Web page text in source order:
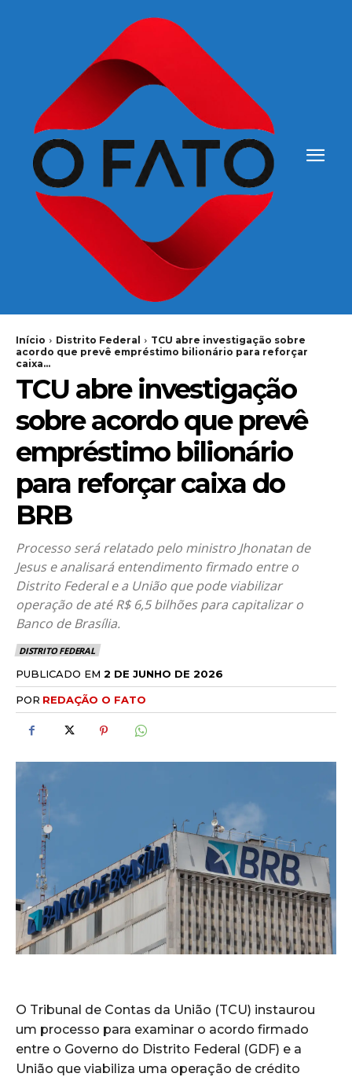
Início Distrito Federal
TCU abre investigação sobre
acordo que prevê empréstimo bilionário para reforçar
caixa...
TCU abre investigação
sobre acordo que prevê
empréstimo bilionário
para reforçar caixa do
BRB
Processo será relatado pelo ministro Jhonatan de
Jesus e analisará entendimento firmado entre o
Distrito Federal e a União que pode viabilizar
operação de até R$ 6,5 bilhões para capitalizar o
Banco de Brasília.
DISTRITO FEDERAL
PUBLICADO EM 2 DE JUNHO DE 2026
POR REDAÇÃO O FATO
O Tribunal de Contas da União (TCU) instaurou
um processo para examinar o acordo firmado
entre o Governo do Distrito Federal (GDF) e a
União que viabiliza uma operação de crédito